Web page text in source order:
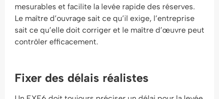
mesurables et facilite la levée rapide des réserves.
Le maître d’ouvrage sait ce qu’il exige, l’entreprise
sait ce qu’elle doit corriger et le maître d’œuvre peut
contrôler efficacement.
Fixer des délais réalistes